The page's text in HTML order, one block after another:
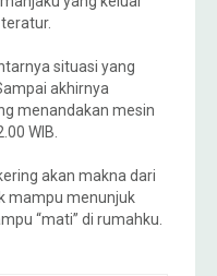
situasi yang
akhirnya
menandakan mesin
WIB.
akan makna dari
mampu menunjuk
“mati” di rumahku.